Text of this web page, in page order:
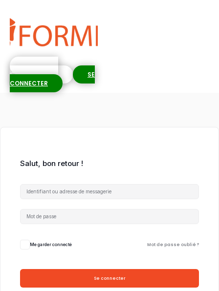
S'INSCRIRE
GRATUITEMENT
SE
CONNECTER
Salut, bon retour !
Me garder connecté Mot de passe oublié ?
Se connecter